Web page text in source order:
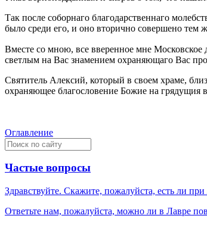
Так после соборнаго благодарственнаго
было среди его, и оно вторично совершено
Вместе со мною, все вверенное мне Московское
светлым на Вас знамением охраняющаго Вас
Святитель Алексий, который в своем храме,
охраняющее благословение Божие на грядущия
Оглавление
Частые вопросы
Здравствуйте. Скажите, пожалуйста, есть ли
Ответьте нам, пожалуйста, можно ли в Лавре